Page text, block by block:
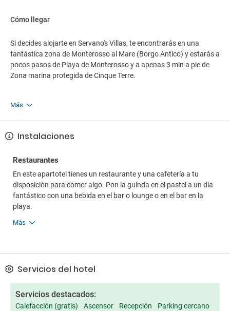
Cómo llegar
Si decides alojarte en Servano's Villas, te encontrarás en una
fantástica zona de Monterosso al Mare (Borgo Antico) y estarás a
pocos pasos de Playa de Monterosso y a apenas 3 min a pie de
Zona marina protegida de Cinque Terre.
Más
Instalaciones
Restaurantes
En este apartotel tienes un restaurante y una cafetería a tu
disposición para comer algo. Pon la guinda en el pastel a un día
fantástico con una bebida en el bar o lounge o en el bar en la
playa.
Más
Servicios del hotel
Servicios destacados:
Calefacción (gratis) Ascensor Recepción Parking cercano